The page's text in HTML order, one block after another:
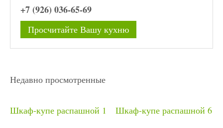
+7 (926) 036-65-69
Просчитайте Вашу кухню
Недавно просмотренные
Шкаф-купе распашной 1 Шкаф-купе распашной 6